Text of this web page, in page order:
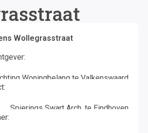
Wollegrasstraat
Woningbelang te Valkenswaard
Spierings Swart Arch. te Eindhoven